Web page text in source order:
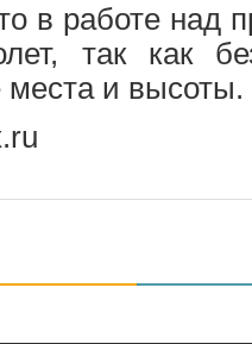
в работе над
так как
места и высоты.